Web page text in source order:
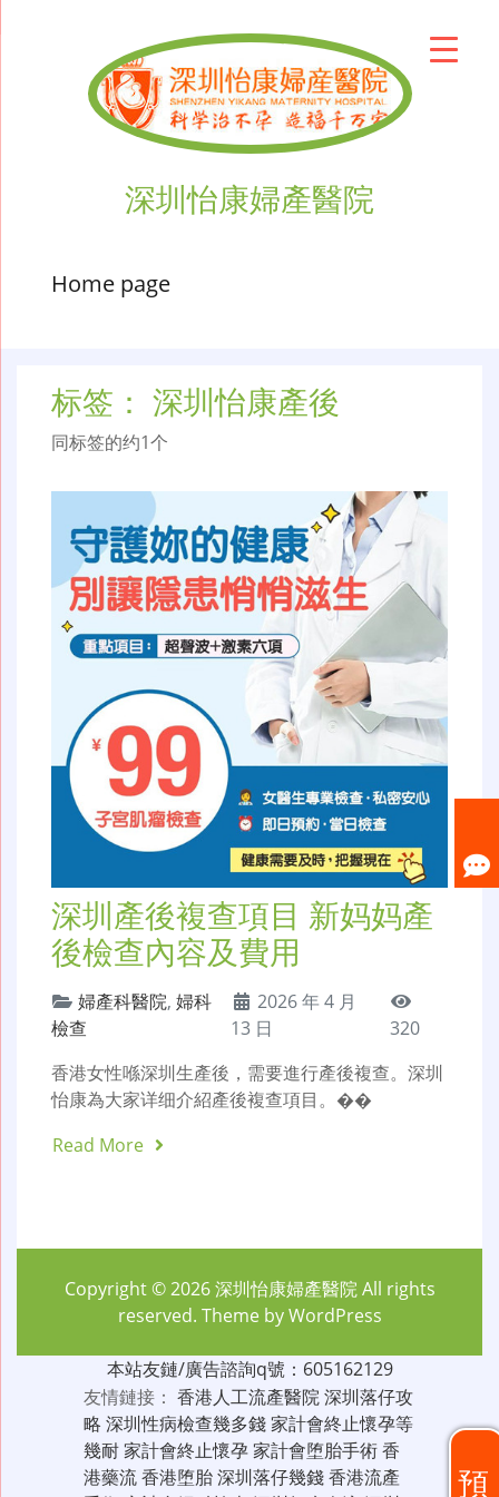
深圳怡康婦產醫院
Home page
标签： 深圳怡康產後
同标签的约1个
深圳產後複查項目 新妈妈產
後檢查內容及費用
婦產科醫院, 婦科
檢查
2026 年 4 月
13 日
320
香港女性喺深圳生產後，需要進行產後複查。深圳
怡康為大家详细介紹產後複查項目。��
Read More
預
Copyright © 2026深圳怡康婦產醫院All rights
reserved. Theme byWordPress
本站友鏈/廣告諮詢q號：605162129
友情鏈接： 香港人工流產醫院深圳落仔攻
略 深圳性病檢查幾多錢家計會終止懷孕等
幾耐家計會終止懷孕家計會堕胎手術香
港藥流香港堕胎深圳落仔幾錢香港流產